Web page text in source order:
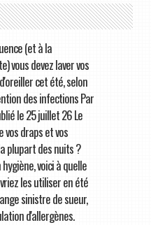
(et à la
vous devez laver vos
cet été, selon
des infections Par
le 25 juillet 26 Le
vos draps et vos
plupart des nuits ?
voici à quelle
les utiliser en été
sinistre de sueur,
d'allergènes.